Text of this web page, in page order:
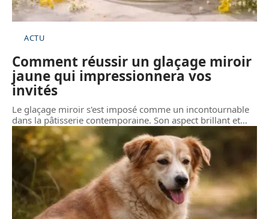
ACTU
Comment réussir un glaçage miroir
jaune qui impressionnera vos
invités
Le glaçage miroir s'est imposé comme un incontournable
dans la pâtisserie contemporaine. Son aspect brillant et…